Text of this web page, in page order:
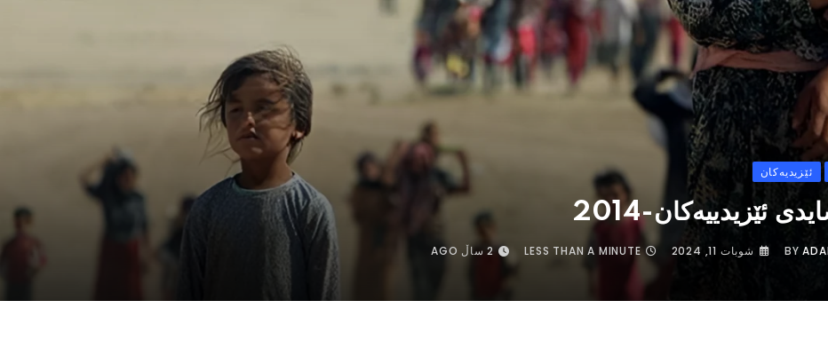
ئێزیدیەکان
ئێزیدییەکان-2014
BY شوبات 11, 2024 LESS THAN A MINUTE 2 ساڵ AGO